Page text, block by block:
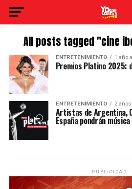
All posts tagged "cine
ENTRETENIMIENTO 1 año
Premios Platino 2025:
ENTRETENIMIENTO 2
Artistas de Argentina,
España pondrán
PUBLICIDAD